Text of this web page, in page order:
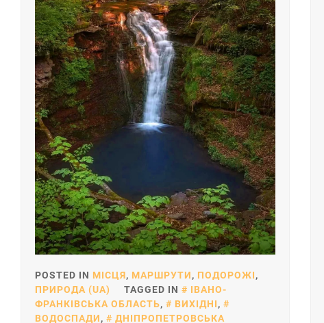
POSTED IN МІСЦЯ, МАРШРУТИ, ПОДОРОЖІ,
ПРИРОДА (UA)
TAGGED IN
ІВАНО-
ФРАНКІВСЬКА ОБЛАСТЬ, ВИХІДНІ,
ВОДОСПАДИ,
ДНІПРОПЕТРОВСЬКА